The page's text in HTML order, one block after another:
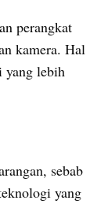
perangkat
kamera. Hal
yang lebih
sebab
yang